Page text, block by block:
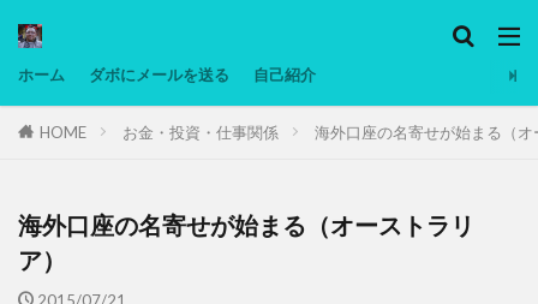
ホーム ダボにメールを送る 自己紹介
HOME お金・投資・仕事関係 海外口座の名寄せが始まる（
海外口座の名寄せが始まる（オーストラリ
ア）
2015/07/21
タグ
マレーシア動画
ヨーグルト
備忘録